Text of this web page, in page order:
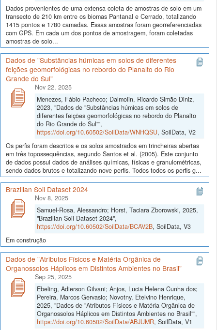
Dados provenientes de uma extensa coleta de amostras de solo em um
transecto de 210 km entre os biomas Pantanal e Cerrado, totalizando
1415 pontos e 1780 camadas. Essas amostras foram georreferenciadas
com GPS. Em cada um dos pontos de amostragem, foram coletadas
amostras de solo...
Dados de "Substâncias húmicas em solos de diferentes
feições geomorfológicas no rebordo do Planalto do Rio
Grande do Sul"
Nov 22, 2025
Menezes, Fábio Pacheco; Dalmolin, Ricardo Simão Diniz,
2023, "Dados de "Substâncias húmicas em solos de
diferentes feições geomorfológicas no rebordo do Planalto
do Rio Grande do Sul"",
https://doi.org/10.60502/SoilData/WNHQSU, SoilData, V2
Os perfis foram descritos e os solos amostrados em trincheiras abertas
em três topossequências, segundo Santos et al. (2005). Este conjunto
de dados possui dados de análises químicas, físicas e granulométricas,
sendo dados brutos e totalizando nove perfis. Todos todos os perfis g...
Brazilian Soil Dataset 2024
Nov 8, 2025
Samuel-Rosa, Alessandro; Horst, Taciara Zborowski, 2025,
"Brazilian Soil Dataset 2024",
https://doi.org/10.60502/SoilData/BCAV2B, SoilData, V3
Em construção
Dados de "Atributos Físicos e Matéria Orgânica de
Organossolos Háplicos em Distintos Ambientes no Brasil"
Sep 25, 2025
Ebeling, Adierson Gilvani; Anjos, Lucia Helena Cunha dos;
Pereira, Marcos Gervasio; Novotny, Etelvino Henrique,
2025, "Dados de "Atributos Físicos e Matéria Orgânica de
Organossolos Háplicos em Distintos Ambientes no Brasil"",
https://doi.org/10.60502/SoilData/ABJUMR, SoilData, V1